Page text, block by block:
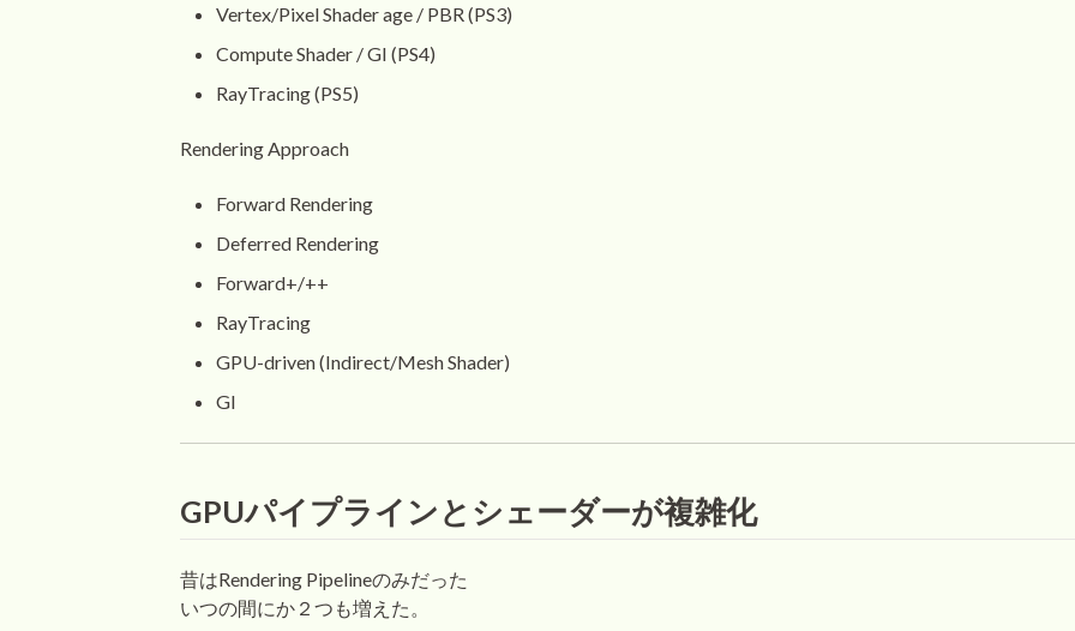
Vertex/Pixel Shader age / PBR (PS3)
Compute Shader / GI (PS4)
RayTracing (PS5)
Rendering Approach
Forward Rendering
Deferred Rendering
Forward+/++
RayTracing
GPU-driven (Indirect/Mesh Shader)
GI
GPUパイプラインとシェーダーが複雑化
昔はRendering Pipelineのみだった
いつの間にか２つも増えた。